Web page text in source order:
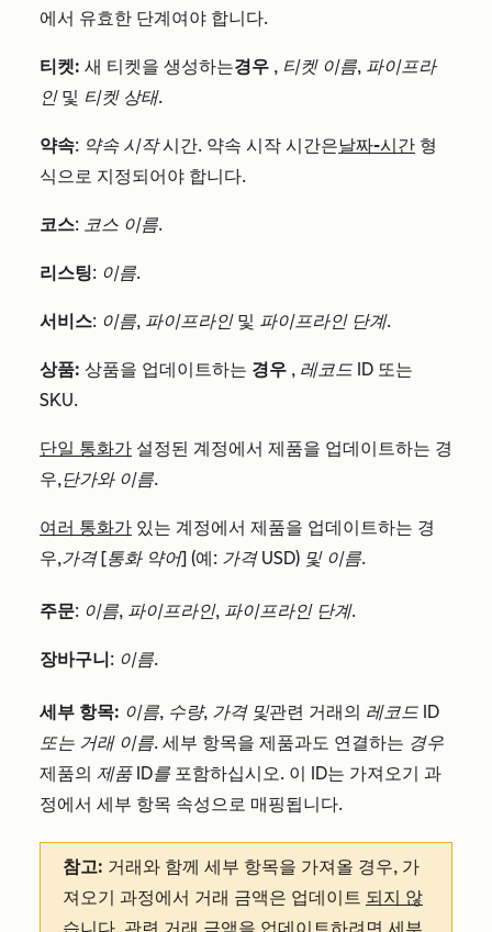
에서 유효한 단계여야 합니다.
티켓: 새 티켓을 생성하는경우 , 티켓 이름, 파이프라
인및 티켓 상태.
약속: 약속 시작시간. 약속 시작 시간은날짜-시간 형
식으로 지정되어야 합니다.
코스: 코스 이름.
리스팅: 이름.
서비스: 이름, 파이프라인및 파이프라인 단계.
상품: 상품을 업데이트하는 경우 , 레코드 ID 또는
SKU.
단일 통화가 설정된 계정에서 제품을 업데이트하는 경
우,단가와 이름.
여러 통화가 있는 계정에서 제품을 업데이트하는 경
우,가격 [통화 약어] (예: 가격 USD) 및 이름.
주문: 이름, 파이프라인, 파이프라인 단계.
장바구니: 이름.
세부 항목: 이름, 수량, 가격 및관련 거래의 레코드 ID
또는 거래 이름. 세부 항목을 제품과도 연결하는 경우
제품의 제품 ID를 포함하십시오. 이 ID는 가져오기 과
정에서 세부 항목 속성으로 매핑됩니다.
참고: 거래와 함께 세부 항목을 가져올 경우, 가
져오기 과정에서 거래 금액은 업데이트 되지 않